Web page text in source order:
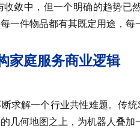
敛中，但一个明确的趋势
一件物品都有其既定用途，
家庭服务商业逻辑
求解一个行业共性难题。传
几何地图之上，为机器人叠加